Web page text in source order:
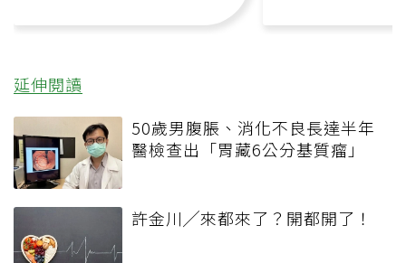
延伸閱讀
50歲男腹脹、消化不良長達半年
醫檢查出「胃藏6公分基質瘤」
許金川╱來都來了？開都開了！